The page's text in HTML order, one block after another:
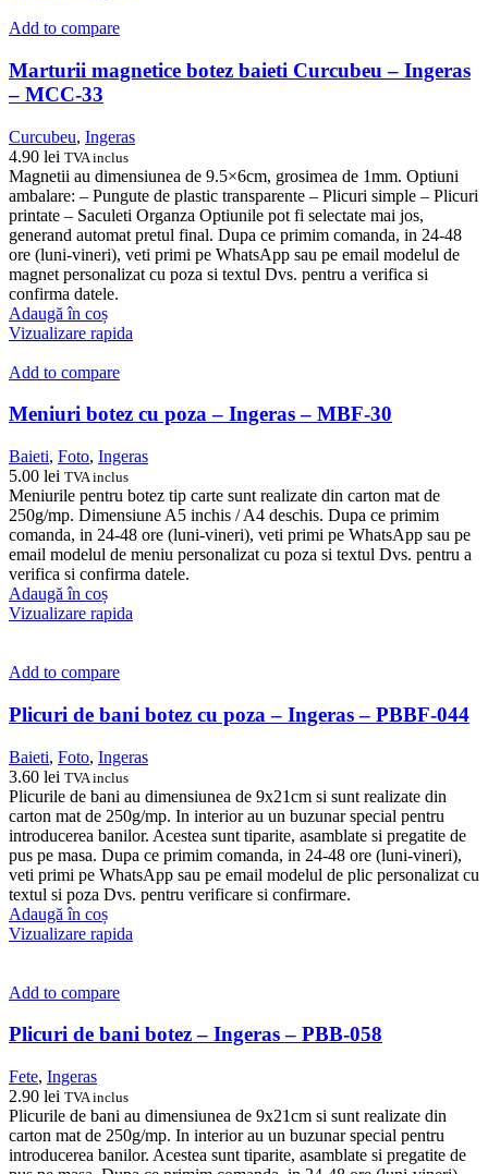
Add to compare
Marturii magnetice botez baieti Curcubeu – Ingeras
– MCC-33
Curcubeu, Ingeras
4.90 lei TVA inclus
Magnetii au dimensiunea de 9.5×6cm, grosimea de 1mm. Optiuni
ambalare: – Pungute de plastic transparente – Plicuri simple – Plicuri
printate – Saculeti Organza Optiunile pot fi selectate mai jos,
generand automat pretul final. Dupa ce primim comanda, in 24-48
ore (luni-vineri), veti primi pe WhatsApp sau pe email modelul de
magnet personalizat cu poza si textul Dvs. pentru a verifica si
confirma datele.
Adaugă în coș
Vizualizare rapida
Add to compare
Meniuri botez cu poza – Ingeras – MBF-30
Baieti, Foto, Ingeras
5.00 lei TVA inclus
Meniurile pentru botez tip carte sunt realizate din carton mat de
250g/mp. Dimensiune A5 inchis / A4 deschis. Dupa ce primim
comanda, in 24-48 ore (luni-vineri), veti primi pe WhatsApp sau pe
email modelul de meniu personalizat cu poza si textul Dvs. pentru a
verifica si confirma datele.
Adaugă în coș
Vizualizare rapida
Add to compare
Plicuri de bani botez cu poza – Ingeras – PBBF-044
Baieti, Foto, Ingeras
3.60 lei TVA inclus
Plicurile de bani au dimensiunea de 9x21cm si sunt realizate din
carton mat de 250g/mp. In interior au un buzunar special pentru
introducerea banilor. Acestea sunt tiparite, asamblate si pregatite de
pus pe masa. Dupa ce primim comanda, in 24-48 ore (luni-vineri),
veti primi pe WhatsApp sau pe email modelul de plic personalizat cu
textul si poza Dvs. pentru verificare si confirmare.
Adaugă în coș
Vizualizare rapida
Add to compare
Plicuri de bani botez – Ingeras – PBB-058
Fete, Ingeras
2.90 lei TVA inclus
Plicurile de bani au dimensiunea de 9x21cm si sunt realizate din
carton mat de 250g/mp. In interior au un buzunar special pentru
introducerea banilor. Acestea sunt tiparite, asamblate si pregatite de